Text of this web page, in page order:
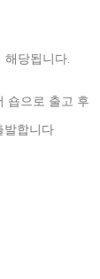
해당됩니다.
숍으로 출고 후
발합니다